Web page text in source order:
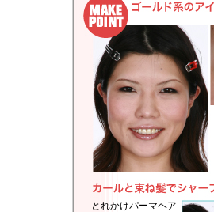
とれかけパーマヘア